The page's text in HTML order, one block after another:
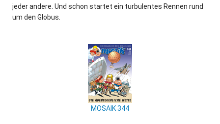
jeder andere. Und schon startet ein turbulentes Rennen rund
um den Globus.
MOSAIK 344